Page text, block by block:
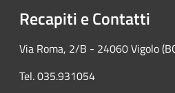
Recapiti e Contatti
Via Roma, 2/B - 24060 Vigolo
Tel. 035.931054